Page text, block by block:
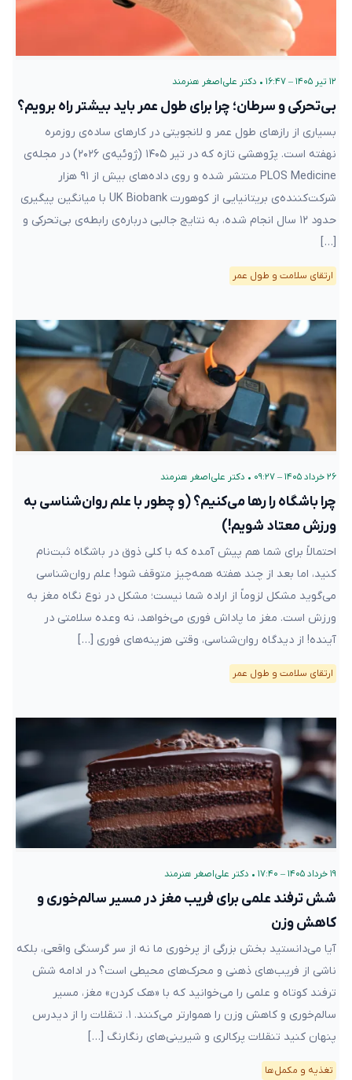
۱۲ تیر ۱۴۰۵ – ۱۶:۴۷ • دکتر علی‌اصغر هنرمند
بی‌تحرکی و سرطان؛ چرا برای طول عمر باید بیشتر راه برویم؟
بسیاری از رازهای طول عمر و لانجویتی در کارهای ساده‌ی روزمره
نهفته است. پژوهشی تازه که در تیر ۱۴۰۵ (ژوئیه‌ی ۲۰۲۶) در مجله‌ی
PLOS Medicine منتشر شده و روی داده‌های بیش از ۹۱ هزار
شرکت‌کننده‌ی بریتانیایی از کوهورت UK Biobank با میانگین پیگیری
حدود ۱۲ سال انجام شده، به نتایج جالبی درباره‌ی رابطه‌ی بی‌تحرکی و
[…]
ارتقای سلامت و طول عمر
۲۶ خرداد ۱۴۰۵ – ۰۹:۲۷ • دکتر علی‌اصغر هنرمند
چرا باشگاه را رها می‌کنیم؟ (و چطور با علم روان‌شناسی به
ورزش معتاد شویم!)
احتمالاً برای شما هم پیش آمده که با کلی ذوق در باشگاه ثبت‌نام
کنید، اما بعد از چند هفته همه‌چیز متوقف شود! علم روان‌شناسی
می‌گوید مشکل لزوماً از اراده شما نیست؛ مشکل در نوع نگاه مغز به
ورزش است. مغز ما پاداش فوری می‌خواهد، نه وعده سلامتی در
آینده! از دیدگاه روان‌شناسی، وقتی هزینه‌های فوری […]
ارتقای سلامت و طول عمر
۱۹ خرداد ۱۴۰۵ – ۱۷:۴۰ • دکتر علی‌اصغر هنرمند
شش ترفند علمی برای فریب مغز در مسیر سالم‌خوری و
کاهش وزن
آیا می‌دانستید بخش بزرگی از پرخوری ما نه از سر گرسنگی واقعی، بلکه
ناشی از فریب‌های ذهنی و محرک‌های محیطی است؟ در ادامه شش
ترفند کوتاه و علمی را می‌خوانید که با «هک کردن» مغز، مسیر
سالم‌خوری و کاهش وزن را هموارتر می‌کنند. ۱. تنقلات را از دیدرس
پنهان کنید تنقلات پرکالری و شیرینی‌های رنگارنگ […]
تغذیه و مکمل‌ها